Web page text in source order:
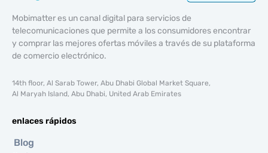
Mobimatter es un canal digital para servicios de
telecomunicaciones que permite a los consumidores encontrar
y comprar las mejores ofertas móviles a través de su plataforma
de comercio electrónico.
14th floor, Al Sarab Tower, Abu Dhabi Global Market Square,
Al Maryah Island, Abu Dhabi, United Arab Emirates
enlaces rápidos
Blog